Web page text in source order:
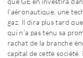
l’aéronautique, une
gaz. Il dira plus tard
qui n’a pas tenu sa
rachat de la branche
capital de cette société.